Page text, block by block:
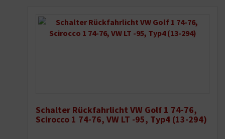
Schalter Rückfahrlicht VW Golf 1 74-76,
Scirocco 1 74-76, VW LT -95, Typ4 (13-294)